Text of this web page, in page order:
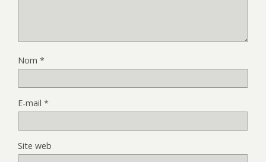
Nom *
E-mail *
Site web